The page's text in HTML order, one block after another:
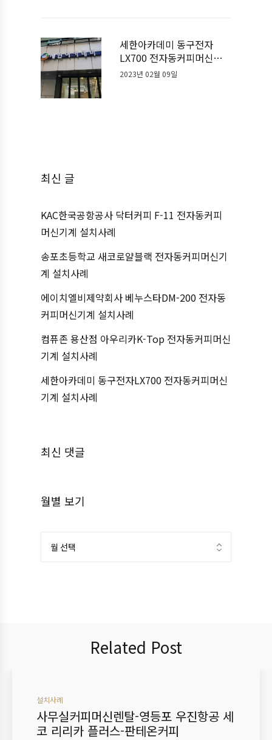
세한아카데미 동구전자
LX700 전자동커피머신기
계 설치사례
2023년 02월 09일
최신 글
KAC한국공항공사 닥터커피 F-11 전자동커피
머신기계 설치사례
송포초등학교 새코로얄블랙 전자동커피머신기
계 설치사례
에이치엘비제약회사 베누스타DM-200 전자동
커피머신기계 설치사례
컴퓨존 용산점 아우리카K-Top 전자동커피머신
기계 설치사례
세한아카데미 동구전자LX700 전자동커피머신
기계 설치사례
최신 댓글
월별 보기
Related Post
설치사례
사무실커피머신렌탈-영등포 우진항공 세
코 리리카 플러스-판테온커피